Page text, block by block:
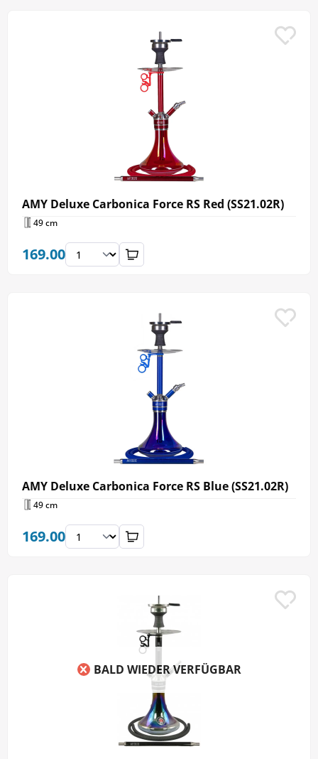
AMY Deluxe Carbonica Force RS Red (SS21.02R)
49 cm
169.00
AMY Deluxe Carbonica Force RS Blue (SS21.02R)
49 cm
169.00
BALD WIEDER VERFÜGBAR